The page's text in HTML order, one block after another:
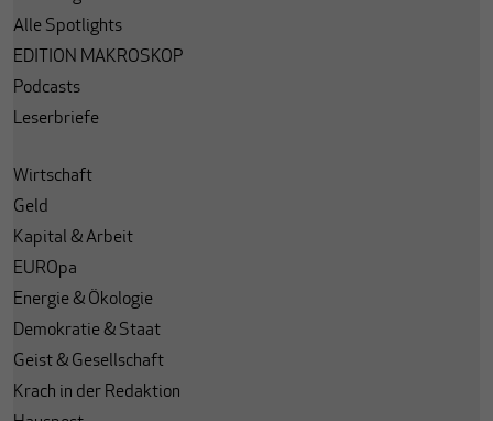
Alle Spotlights
EDITION MAKROSKOP
Podcasts
Leserbriefe
Wirtschaft
Geld
Kapital & Arbeit
EUROpa
Energie & Ökologie
Demokratie & Staat
Geist & Gesellschaft
Krach in der Redaktion